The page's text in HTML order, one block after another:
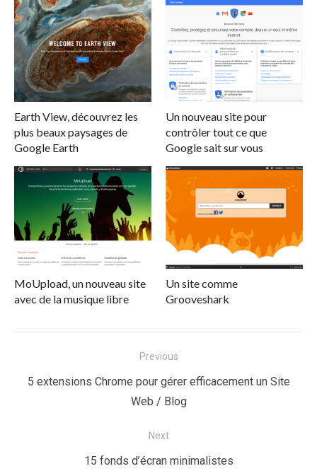
Earth View, découvrez les
plus beaux paysages de
Google Earth
Un nouveau site pour
contrôler tout ce que
Google sait sur vous
MoUpload, un nouveau site
avec de la musique libre
Un site comme
Grooveshark
de
Previous
Previous
5 extensions Chrome pour gérer efficacement un Site
Web / Blog
Next
Next
15 fonds d’écran minimalistes